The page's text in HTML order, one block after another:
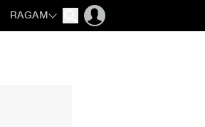
RAGAM